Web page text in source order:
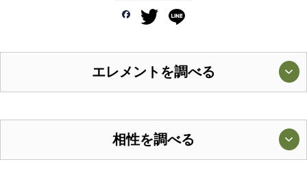
エレメントを調べる
相性を調べる